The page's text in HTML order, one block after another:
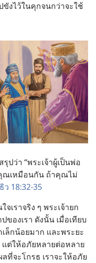
ขัง​ไว้​ใน​คุก​จน​กว่า​จะ​ใช้​
ป​ว่า “พระเจ้า​ผู้​เป็น​พ่อ​
ณ​เหมือน​กัน ถ้า​คุณ​ไม่​
ว 18:32-35
เรา​จริง ๆ พระเจ้า​ยก​
อง​เรา ดัง​นั้น เมื่อ​เทียบ​
ล็ก​น้อย​มาก และ​พระ​ยะ
แต่​ให้​อภัย​หลาย​ต่อ​หลาย​
ที่​จะ​โกรธ เรา​จะ​ให้​อภัย​